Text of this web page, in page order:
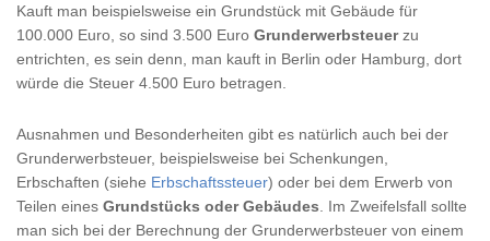
Kauft man beispielsweise ein Grundstück mit Gebäude für
100.000 Euro, so sind 3.500 Euro Grunderwerbsteuerzu
entrichten, es sein denn, man kauft in Berlin oder Hamburg, dort
würde die Steuer 4.500 Euro betragen.
Ausnahmen und Besonderheiten gibt es natürlich auch bei der
Grunderwerbsteuer, beispielsweise bei Schenkungen,
Erbschaften (siehe Erbschaftssteuer) oder bei dem Erwerb von
Teilen eines Grundstücks oder Gebäudes . Im Zweifelsfall sollte
man sich bei der Berechnung der Grunderwerbsteuer von einem